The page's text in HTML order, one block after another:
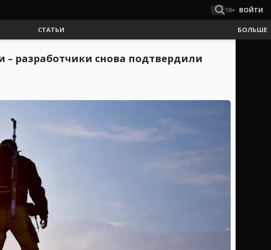
18+ ВОЙТИ
СТАТЬИ БОЛЬШЕ
– разработчики снова подтвердили